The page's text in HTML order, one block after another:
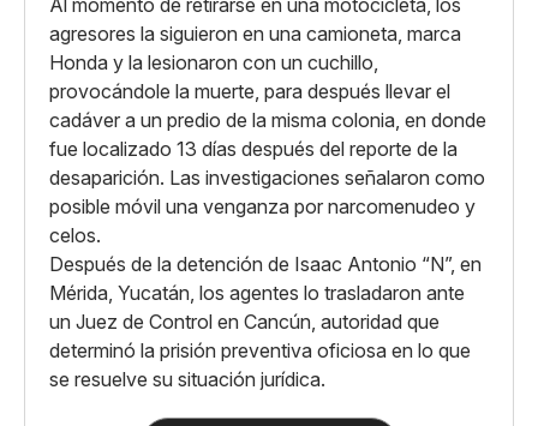
Al momento de retirarse en una motocicleta, los
agresores la siguieron en una camioneta, marca
Honda y la lesionaron con un cuchillo,
provocándole la muerte, para después llevar el
cadáver a un predio de la misma colonia, en donde
fue localizado 13 días después del reporte de la
desaparición. Las investigaciones señalaron como
posible móvil una venganza por narcomenudeo y
celos.
Después de la detención de Isaac Antonio “N”, en
Mérida, Yucatán, los agentes lo trasladaron ante
un Juez de Control en Cancún, autoridad que
determinó la prisión preventiva oficiosa en lo que
se resuelve su situación jurídica.